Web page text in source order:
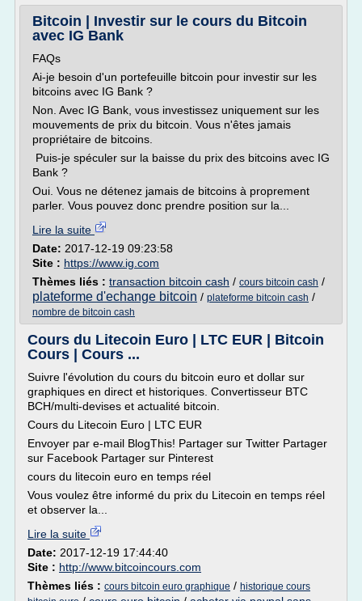
Bitcoin | Investir sur le cours du Bitcoin
avec IG Bank
FAQs
Ai-je besoin d'un portefeuille bitcoin pour investir sur les
bitcoins avec IG Bank ?
Non. Avec IG Bank, vous investissez uniquement sur les
mouvements de prix du bitcoin. Vous n'êtes jamais
propriétaire de bitcoins.
Puis-je spéculer sur la baisse du prix des bitcoins avec IG
Bank ?
Oui. Vous ne détenez jamais de bitcoins à proprement
parler. Vous pouvez donc prendre position sur la...
Lire la suite
Date: 2017-12-19 09:23:58
Site : https://www.ig.com
Thèmes liés : transaction bitcoin cash / cours bitcoin cash /
plateforme d'echange bitcoin / plateforme bitcoin cash /
nombre de bitcoin cash
Cours du Litecoin Euro | LTC EUR | Bitcoin
Cours | Cours ...
Suivre l'évolution du cours du bitcoin euro et dollar sur
graphiques en direct et historiques. Convertisseur BTC
BCH/multi-devises et actualité bitcoin.
Cours du Litecoin Euro | LTC EUR
Envoyer par e-mail BlogThis! Partager sur Twitter Partager
sur Facebook Partager sur Pinterest
cours du litecoin euro en temps réel
Vous voulez être informé du prix du Litecoin en temps réel
et observer la...
Lire la suite
Date: 2017-12-19 17:44:40
Site : http://www.bitcoincours.com
Thèmes liés : cours bitcoin euro graphique / historique cours